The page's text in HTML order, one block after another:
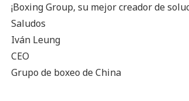
¡Boxing Group, su mejor creador de
Saludos
Iván Leung
CEO
Grupo de boxeo de China